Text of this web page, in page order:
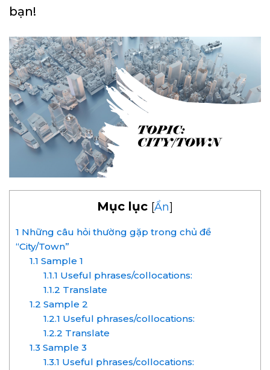
bạn!
Mục lục [Ẩn]
1 Những câu hỏi thường gặp trong chủ đề
“City/Town”
1.1 Sample 1
1.1.1 Useful phrases/collocations:
1.1.2 Translate
1.2 Sample 2
1.2.1 Useful phrases/collocations:
1.2.2 Translate
1.3 Sample 3
1.3.1 Useful phrases/collocations: